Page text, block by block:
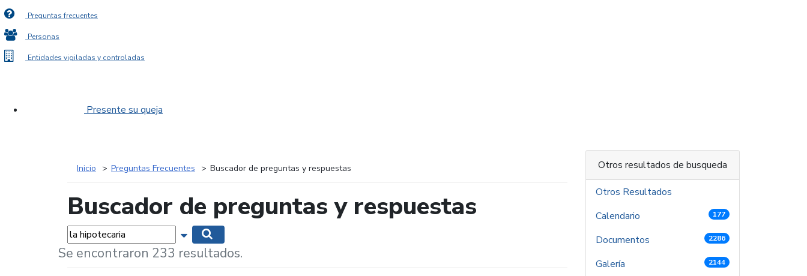
Preguntas frecuentes
Personas
Entidades vigiladas y controladas
Presente su queja
Inicio Preguntas Frecuentes Buscador de preguntas y respuestas
Buscador de preguntas y respuestas
Palabras... Mostrar opciones de búsqueda
Se encontraron 233 resultados.
Otros resultados de busqueda
Otros Resultados
Calendario
177
Documentos 2286
Galería 2144